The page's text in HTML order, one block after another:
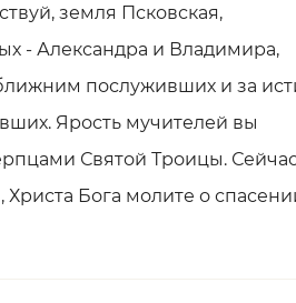
земля Псковская,
- Александра и Владимира,
послуживших и за
Ярость мучителей вы
Святой Троицы.
Бога молите о